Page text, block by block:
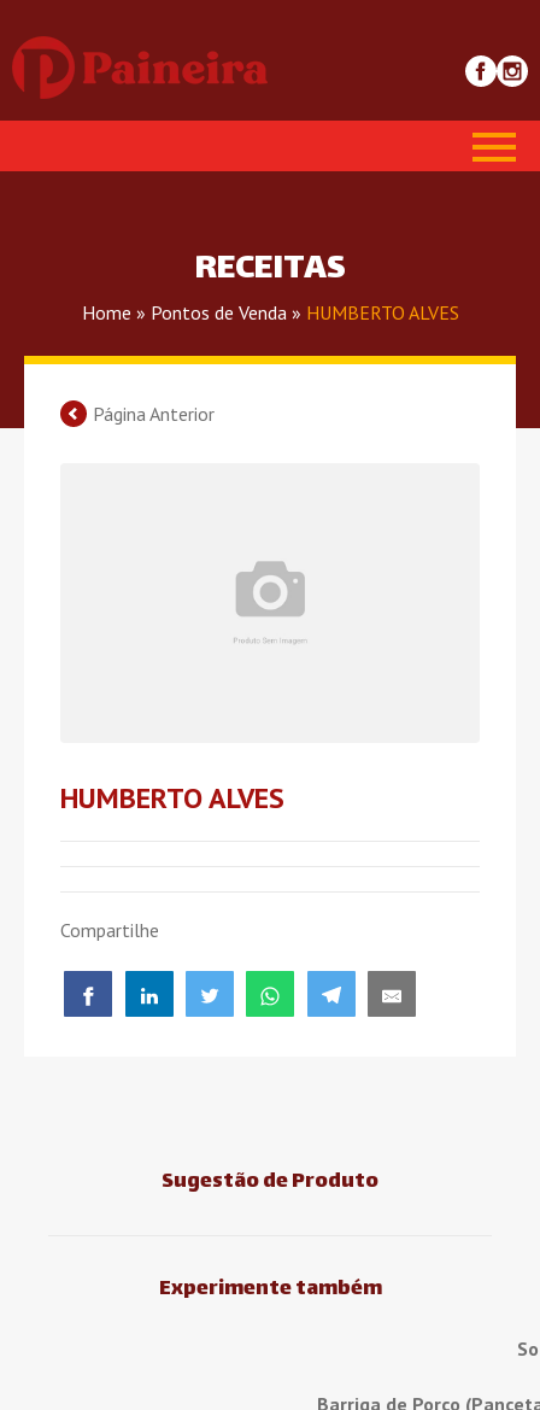
RECEITAS
Home » Pontos de Venda » HUMBERTO ALVES
Página Anterior
HUMBERTO ALVES
Compartilhe
Sugestão de Produto
Experimente também
Barriga de Porco